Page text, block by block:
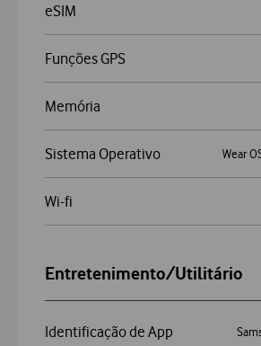
eSIM
Funções GPS
Memória
Sistema Operativo Wear
Wi-fi
Entretenimento/Utilitário
Identificação de App